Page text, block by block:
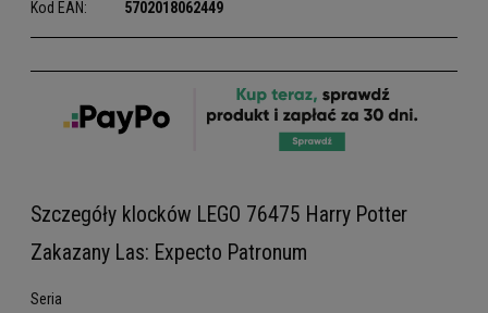
Kod EAN: 5702018062449
Szczegóły klocków LEGO 76475 Harry Potter
Zakazany Las: Expecto Patronum
Seria